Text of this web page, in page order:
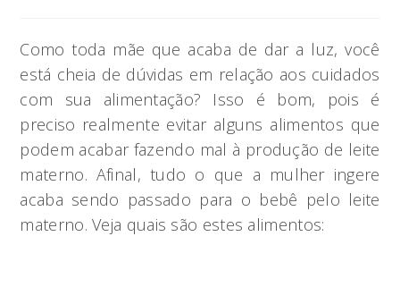
Como toda mãe que acaba de dar a luz, você
está cheia de dúvidas em relação aos cuidados
com sua alimentação? Isso é bom, pois é
preciso realmente evitar alguns alimentos que
podem acabar fazendo mal à produção de leite
materno. Afinal, tudo o que a mulher ingere
acaba sendo passado para o bebê pelo leite
materno. Veja quais são estes alimentos: